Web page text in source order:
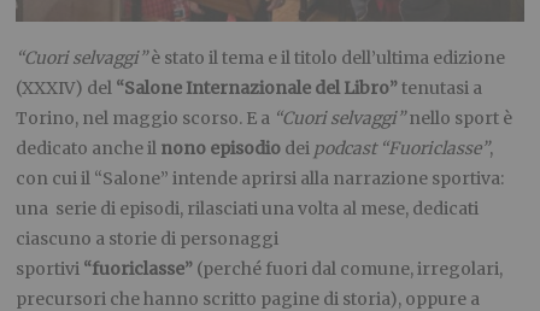
“Cuori selvaggi”è stato il tema e il titolo dell’ultima edizione
(XXXIV) del “Salone Internazionale del Libro”tenutasi a
Torino, nel maggio scorso. E a “Cuori selvaggi”nello sport è
dedicato anche il nono episodio dei podcast “Fuoriclasse”,
con cui il “Salone” intende aprirsi alla narrazione sportiva:
una serie di episodi, rilasciati una volta al mese, dedicati
ciascuno a storie di personaggi
sportivi “fuoriclasse” (perché fuori dal comune, irregolari,
precursori che hanno scritto pagine di storia), oppure a